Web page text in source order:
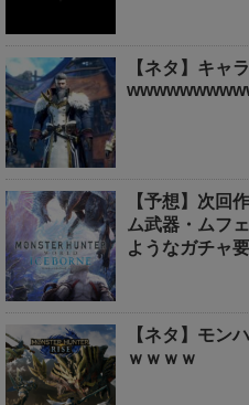
【ネタ】キャ
【予想】次回
ム武器・ムフ
ようなガチャ
【ネタ】モン
ｗｗｗｗ